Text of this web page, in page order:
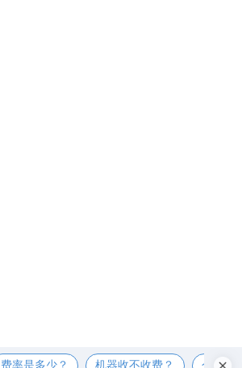
费率是多少？ 机器收不收费？ 个人可